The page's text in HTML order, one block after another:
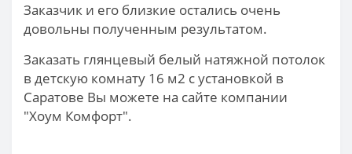
Заказчик и его близкие остались очень
довольны полученным результатом.
Заказать глянцевый белый натяжной потолок
в детскую комнату 16 м2 с установкой в
Саратове Вы можете на сайте компании
"Хоум Комфорт".